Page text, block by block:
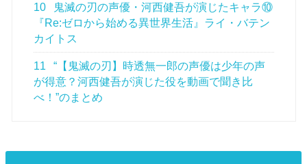
10
鬼滅の刃の声優・河西健吾が演じたキャラ⑩
『Re:ゼロから始める異世界生活』ライ・バテン
カイトス
11
“【鬼滅の刃】時透無一郎の声優は少年の声
が得意？河西健吾が演じた役を動画で聞き比
べ！”のまとめ